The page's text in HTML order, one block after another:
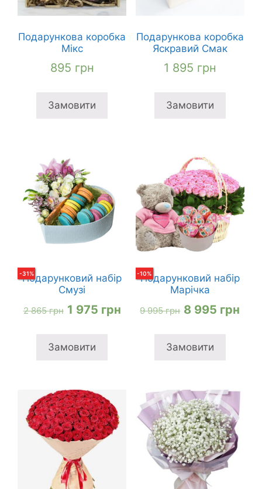
Подарункова коробка
Мікс
895 грн
Замовити
Подарункова коробка
Яскравий Смак
1 895 грн
Замовити
-31%
Подарунковий набір
Смузі
2 865грн Оригінальна
2
1 975 грнПоточна
Замовити
-10%
Подарунковий набір
Марічка
9 995грн Оригінальна
9
8 995 грн
Замовити